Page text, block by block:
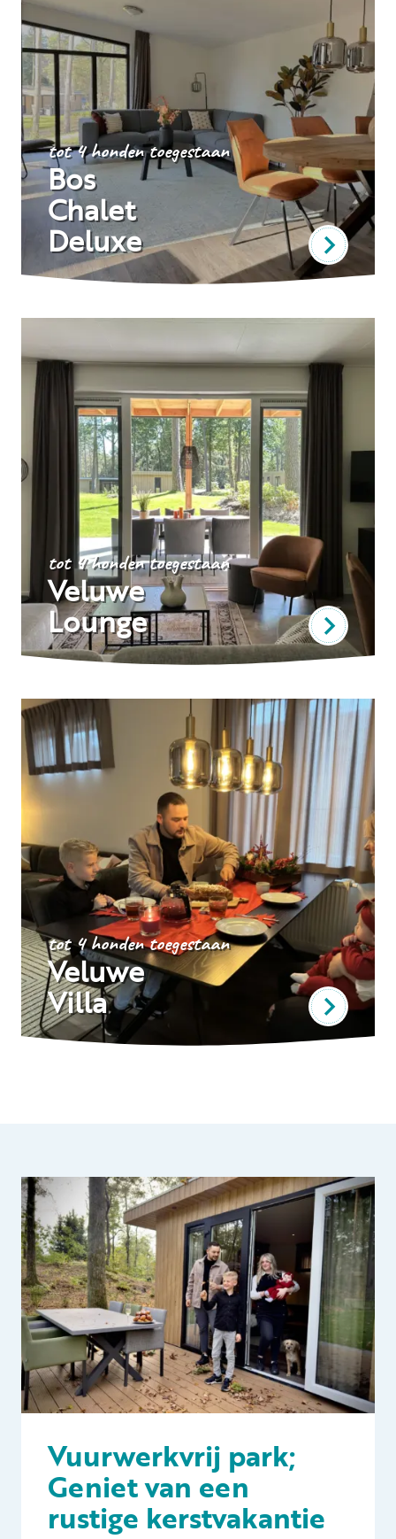
tot 4 honden toegestaan
Bos
Chalet
Deluxe
tot 4 honden toegestaan
Veluwe
Lounge
tot 4 honden toegestaan
Veluwe
Villa
Vuurwerkvrij park;
Geniet van een
rustige kerstvakantie